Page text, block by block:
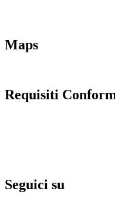
Maps
Requisiti
Seguici su